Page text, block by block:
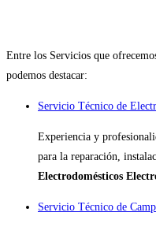
Entre los Servicios que
podemos destacar:
Servicio Técnico de
Experiencia y
para la reparación,
Electrodomésticos
Servicio Técnico de